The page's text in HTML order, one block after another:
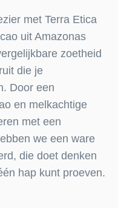
met Terra Etica
uit Amazonas
zoetheid
die je
Door een
en melkachtige
met een
we een ware
die doet denken
hap kunt proeven.